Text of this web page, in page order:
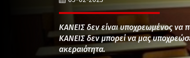
ΚΑΝΕΙΣ δεν είναι υποχρεωμένος να
ΚΑΝΕΙΣ δεν μπορεί να μας
ακεραιότητα.